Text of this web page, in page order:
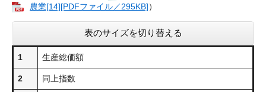
農業[14][PDFファイル／295KB]）
表のサイズを切り替える
1 生産総価額
2 同上指数